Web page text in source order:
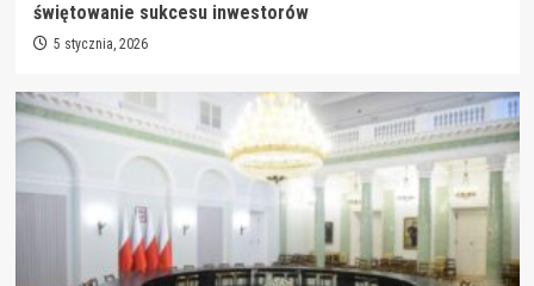
świętowanie sukcesu inwestorów
5 stycznia, 2026